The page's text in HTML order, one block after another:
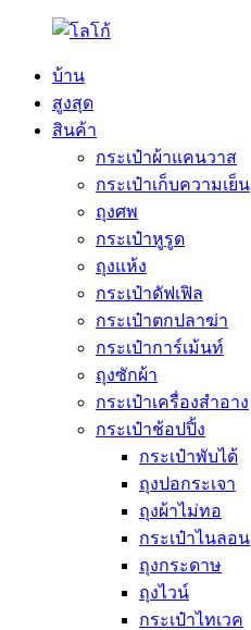
บ้าน
สูงสุด
สินค้า
กระเป๋าผ้าแคนวาส
กระเป๋าเก็บความเย็น
ถุงศพ
กระเป๋าหูรูด
ถุงแห้ง
กระเป๋าดัฟเฟิล
กระเป๋าตกปลาฆ่า
กระเป๋าการ์เม้นท์
ถุงซักผ้า
กระเป๋าเครื่องสำอาง
กระเป๋าช้อปปิ้ง
กระเป๋าพับได้
ถุงปอกระเจา
ถุงผ้าไม่ทอ
กระเป๋าไนลอน
ถุงกระดาษ
ถุงไวน์
กระเป๋าไทเวค